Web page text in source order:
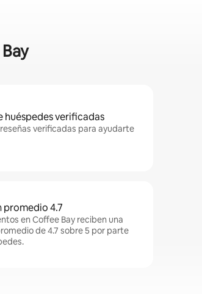
huéspedes verificadas
verificadas para ayudarte
promedio 4.7
en Coffee Bay reciben una
de 4.7 sobre 5 por parte